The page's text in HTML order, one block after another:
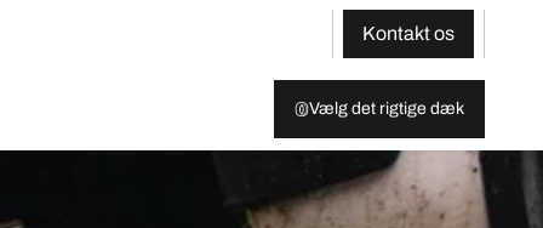
Kontakt os
Vælg det rigtige dæk